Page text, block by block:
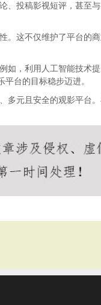
、投稿影视短评，甚至
。这不仅维护了平台的
如，利用人工智能技术
台的目标稳步迈进。
多元且安全的观影平台